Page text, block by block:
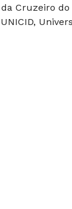
Cruzeiro